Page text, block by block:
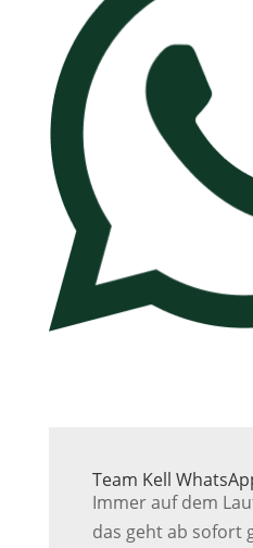
Team Kell
Immer auf dem
das geht ab sofort